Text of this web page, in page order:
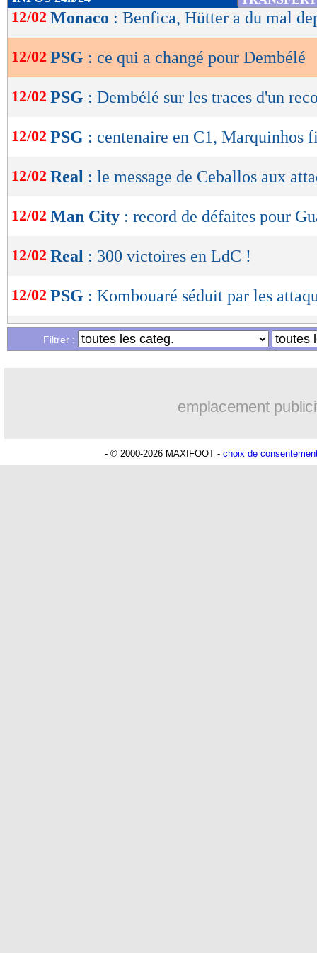
de
OK
12/02 Monaco : Benfica, Hütter a du mal
12/02 PSG : ce qui a changé pour Dembélé
12/02 PSG : Dembélé sur les traces d'un
12/02 PSG : centenaire en C1, Marquinhos
12/02 Real : le message de Ceballos aux
12/02 Man City : record de défaites pour
12/02 Real : 300 victoires en LdC !
12/02 PSG : Kombouaré séduit par les
Liste des brèves du mar. 11 février
Filtrer :
emplacement
- © 2000-2026 MAXIFOOT - choix de